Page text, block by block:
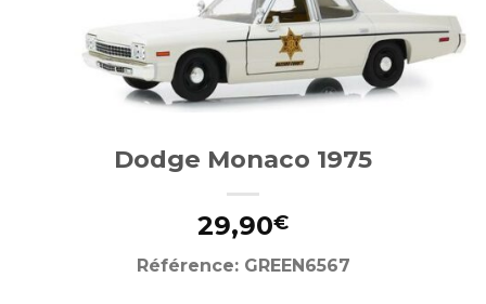
Dodge Monaco 1975
29,90€
Référence: GREEN6567